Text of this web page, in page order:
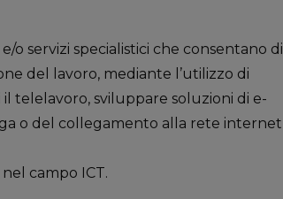
o servizi specialistici che consentano di
del lavoro, mediante l’utilizzo di
telelavoro, sviluppare soluzioni di e-
o del collegamento alla rete internet
campo ICT.